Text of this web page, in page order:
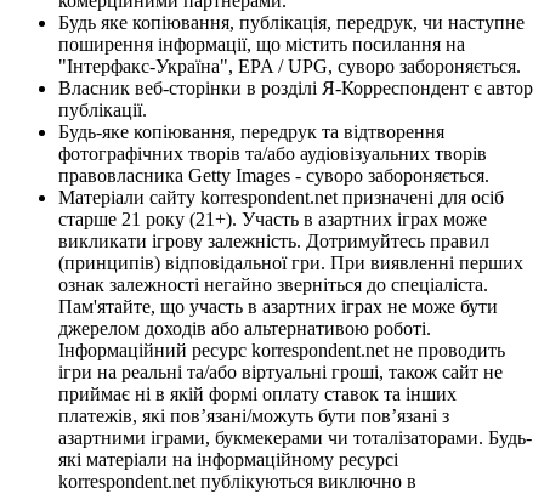
Будь яке копіювання, публікація, передрук, чи наступне
поширення інформації, що містить посилання на
"Інтерфакс-Україна", EPA / UPG, суворо забороняється.
Власник веб-сторінки в розділі Я-Корреспондент є автор
публікації.
Будь-яке копіювання, передрук та відтворення
фотографічних творів та/або аудіовізуальних творів
правовласника Getty Images - суворо забороняється.
Матеріали сайту korrespondent.net призначені для осіб
старше 21 року (21+). Участь в азартних іграх може
викликати ігрову залежність. Дотримуйтесь правил
(принципів) відповідальної гри. При виявленні перших
ознак залежності негайно зверніться до спеціаліста.
Пам'ятайте, що участь в азартних іграх не може бути
джерелом доходів або альтернативою роботі.
Інформаційний ресурс korrespondent.net не проводить
ігри на реальні та/або віртуальні гроші, також сайт не
приймає ні в якій формі оплату ставок та інших
платежів, які пов’язані/можуть бути пов’язані з
азартними іграми, букмекерами чи тоталізаторами. Будь-
які матеріали на інформаційному ресурсі
korrespondent.net публікуються виключно в